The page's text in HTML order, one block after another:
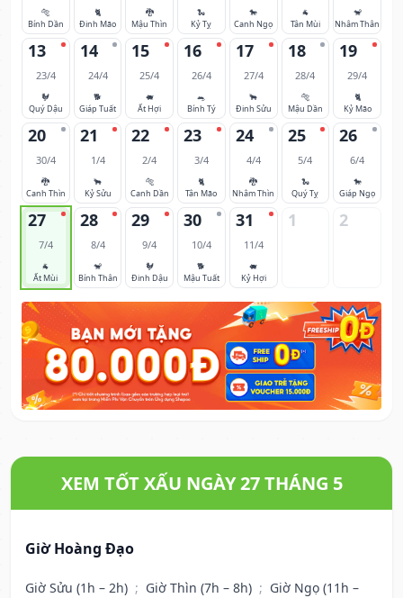
🐅
Bính Dần
🐈
Đinh Mão
🐉
Mậu Thìn
🐍
Kỷ Tỵ
🐎
Canh Ngọ
🐐
Tân Mùi
🐒
Nhâm Thân
13
23/4
🐓
Quý Dậu
14
24/4
🐕
Giáp Tuất
15
25/4
🐖
Ất Hợi
16
26/4
🐀
Bính Tý
17
27/4
🐂
Đinh Sửu
18
28/4
🐅
Mậu Dần
19
29/4
🐈
Kỷ Mão
20
30/4
🐉
Canh Thìn
21
1/4
🐂
Kỷ Sửu
22
2/4
🐅
Canh Dần
23
3/4
🐈
Tân Mão
24
4/4
🐉
Nhâm Thìn
25
5/4
🐍
Quý Tỵ
26
6/4
🐎
Giáp Ngọ
27
7/4
🐐
Ất Mùi
28
8/4
🐒
Bính Thân
29
9/4
🐓
Đinh Dậu
30
10/4
🐕
Mậu Tuất
31
11/4
🐖
Kỷ Hợi
1 2
XEM TỐT XẤU NGÀY 27 THÁNG 5
Giờ Hoàng Đạo
Giờ Sửu (1h – 2h) ; Giờ Thìn (7h – 8h) ; Giờ Ngọ (11h –